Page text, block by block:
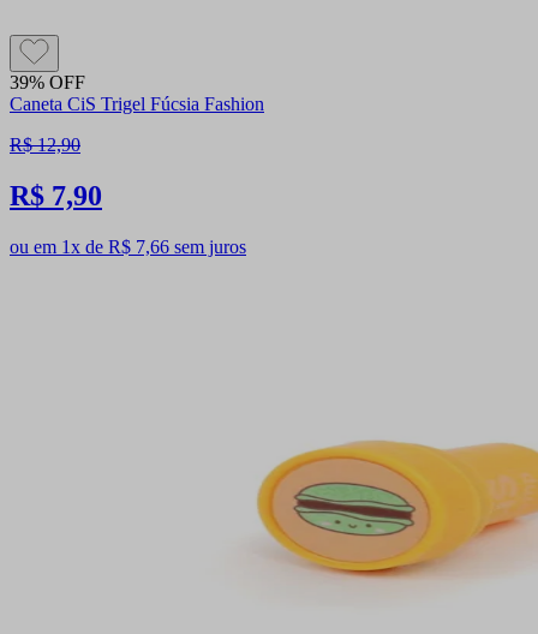
39% OFF
Caneta CiS Trigel Fúcsia Fashion
R$ 12,90
R$ 7,90
ou em 1x de R$ 7,66 sem juros